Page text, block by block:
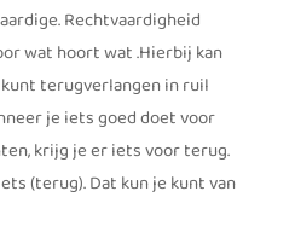
Rechtvaardigheid
wat hoort wat .Hierbij kan
terugverlangen in ruil
je iets goed doet voor
krijg je er iets voor terug.
(terug). Dat kun je kunt van